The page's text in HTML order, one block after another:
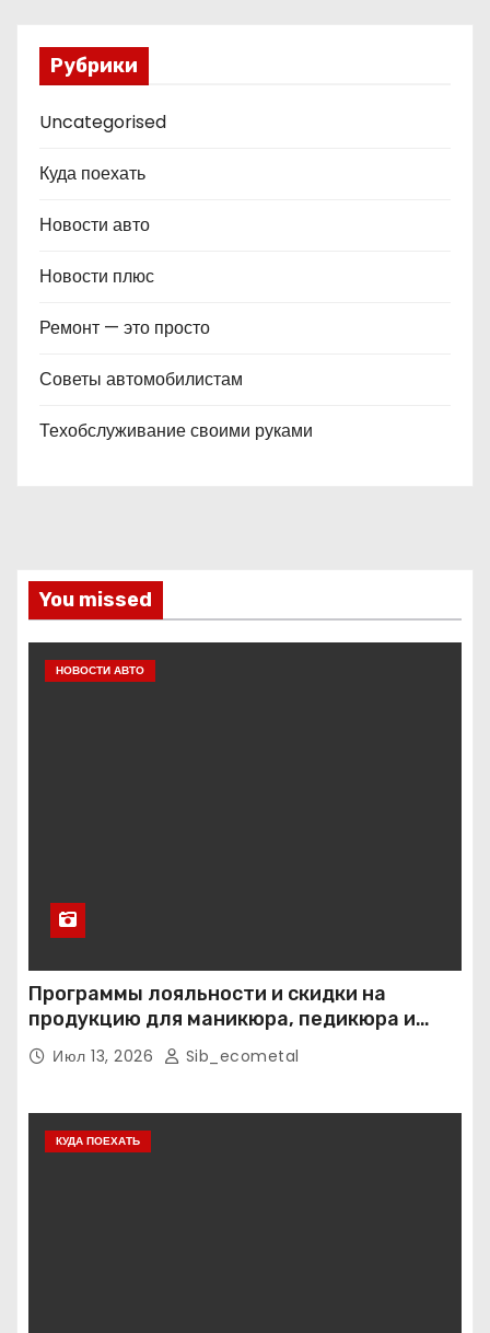
Рубрики
Uncategorised
Куда поехать
Новости авто
Новости плюс
Ремонт — это просто
Советы автомобилистам
Техобслуживание своими руками
You missed
НОВОСТИ АВТО
Программы лояльности и скидки на
продукцию для маникюра, педикюра и
наращивания ресниц
Июл 13, 2026 Sib_ecometal
КУДА ПОЕХАТЬ